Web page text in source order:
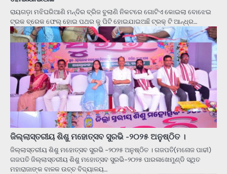
ରାୟଗଡ଼ା ମଝିଘରିଆଣି ମନ୍ଦିର ବ୍ରିଜ ବୁଲାଣି ନିକଟରେ ଗୋଟିଏ କୋଇଲା ବୋଝେଇ
ଟ୍ରକ ବ୍ରେକ ଫେଲ୍ ହୋଇ ପଥର କୁ ପିଟି ହୋଇଯାଇଅଛି ଟ୍ରକ୍ ଟି ଆନ୍ଧ୍ର…
ଜିଲ୍ଲାସ୍ତରୀୟ ଶିଶୁ ମହୋତ୍ସବ ସୁରଭି -୨୦୨୫ ଅନୁଷ୍ଠିତ ।
ଜିଲ୍ଲାସ୍ତରୀୟ ଶିଶୁ ମହୋତ୍ସବ ସୁରଭି -୨୦୨୫ ଅନୁଷ୍ଠିତ । ଗଜପତି(ମନୋଜ ପାଢୀ)
ଗଜପତି ଜିଲ୍ଲାସ୍ତରୀୟ ଶିଶୁ ମହୋତ୍ସବ ସୁରଭି-୨୦୨୫ ପାରଳାଖେମୁଣ୍ଡି ସ୍ଥିତ
ମହାରାଜାଙ୍କ ବାଳକ ଉଚ୍ଚ ବିଦ୍ୟାଳୟ…